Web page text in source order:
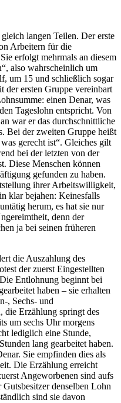
langen Teilen. Der erste
Arbeitern für die
erfolgt mehrmals an diesem
also wahrscheinlich um
um 15 und schließlich sogar
ersten Gruppe vereinbart
einen Denar, was
Tageslohn entspricht. Von
war er das durchschnittliche
Bei der zweiten Gruppe heißt
gerecht ist“. Gleiches gilt
bei der letzten von der
Diese Menschen können
gefunden zu haben.
ihrer Arbeitswilligkeit,
klar bejahen: Keinesfalls
herum, es hat sie nur
denn der
ja bei seinen früheren
die Auszahlung des
der zuerst Eingestellten
Entlohnung beginnt bei
haben – sie erhalten
, Sechs- und
die Erzählung springt des
um sechs Uhr morgens
lediglich eine Stunde,
lang gearbeitet haben.
Sie empfinden dies als
Die Erzählung erreicht
Angeworbenen sind aufs
denselben Lohn
sind sie davon